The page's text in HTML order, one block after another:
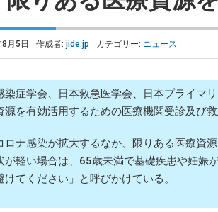
月5日 作成者: jide.jp カテゴリー: ニュース
症学会、日本救急医学会、日本プライマ
源を有効活用するための医療機関受診及び
ナ感染が拡大するなか、限りある医療資
が軽い場合は、65歳未満で基礎疾患や妊娠
けてください」と呼びかけている。